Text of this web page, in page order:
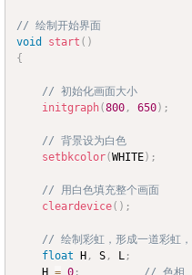
// 绘制开始界面
void
start ( )
{
// 初始化画面大小
initgraph(800 , 650) ;
// 背景设为白色
setbkcolor(WHITE) ;
// 用白色填充整个画面
cleardevice( ) ;
// 绘制彩虹，形成一道彩虹
float H , S , L ;
	H
= 0 ;
// 色相